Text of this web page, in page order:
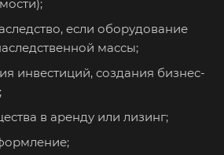
если оборудование
массы;
инвестиций, создания бизнес-
в аренду или лизинг;